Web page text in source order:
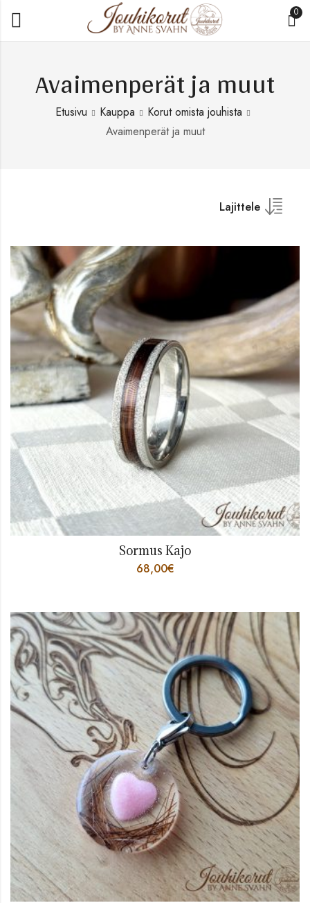
0
Avaimenperät ja muut
Etusivu Kauppa
Korut omista jouhista
Avaimenperät ja muut
Lajittele
Sormus Kajo
68,00€